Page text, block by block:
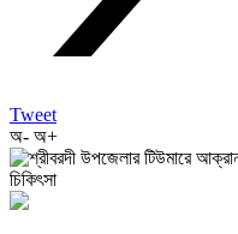
Tweet
অ- অ+